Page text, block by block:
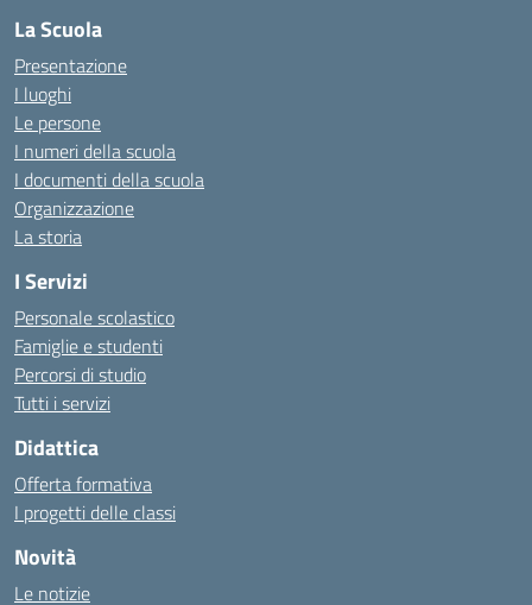
La Scuola
Presentazione
I luoghi
Le persone
I numeri della scuola
I documenti della scuola
Organizzazione
La storia
I Servizi
Personale scolastico
Famiglie e studenti
Percorsi di studio
Tutti i servizi
Didattica
Offerta formativa
I progetti delle classi
Novità
Le notizie